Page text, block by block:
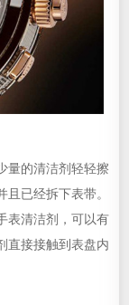
的清洁剂轻轻擦
已经拆下表带。
表清洁剂，可以有
直接接触到表盘内